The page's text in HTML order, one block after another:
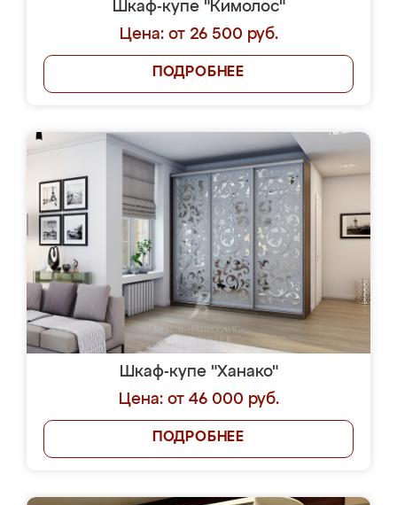
Шкаф-купе "Кимолос"
Цена: от 26 500 руб.
ПОДРОБНЕЕ
Шкаф-купе "Ханако"
Цена: от 46 000 руб.
ПОДРОБНЕЕ